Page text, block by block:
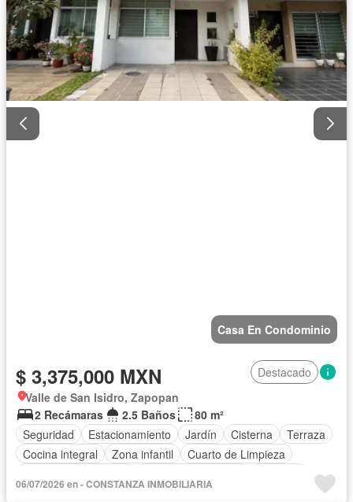
Casa En Condominio
$ 3,375,000 MXN
Destacado
Valle de San Isidro, Zapopan
2 Recámaras
2.5 Baños
80 m²
Seguridad
Estacionamiento Jardín Cisterna
Terraza
Cocina integral
Zona infantil
Cuarto de Limpieza
Sala polivalente
Sin amueblar
06/07/2026 en - CONSTANZA INMOBILIARIA